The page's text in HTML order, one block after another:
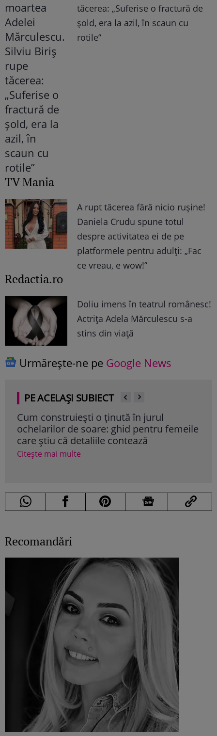
tăcerea: „Suferise o fractură de
șold, era la azil, în scaun cu
rotile”
TV Mania
A rupt tăcerea fără nicio rușine!
Daniela Crudu spune totul
despre activitatea ei de pe
platformele pentru adulți: „Fac
ce vreau, e wow!”
Redactia.ro
Doliu imens în teatrul românesc!
Actrița Adela Mărculescu s-a
stins din viață
Urmărește-ne pe Google News
PE ACELAȘI SUBIECT
Cum construiești o ținută în jurul
ochelarilor de soare: ghid pentru femeile
care știu că detaliile contează
Citește mai multe
Recomandări